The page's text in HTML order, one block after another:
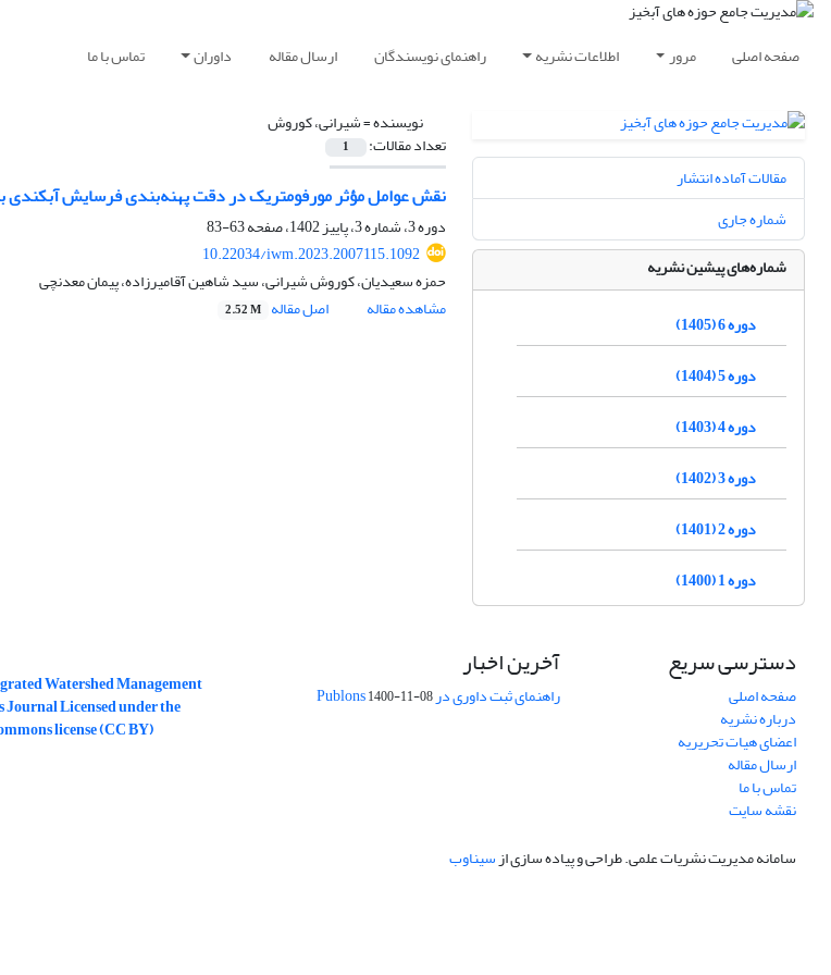
صفحه اصلی مرور اطلاعات نشریه راهنمای نویسندگان ارسال مقاله داوران تماس با ما
نویسنده =شیرانی، کوروش
تعداد مقالات: 1
نقش عوامل مؤثر مورفومتریک در دقت پهنه‌بندی فرسایش آبکندی
دوره 3، شماره 3، پاییز 1402، صفحه
63-83
10.22034/iwm.2023.2007115.1092
حمزه سعیدیان، کوروش شیرانی، سید شاهین آقامیرزاده، پیمان معدنچی
مشاهده مقاله
اصل مقاله 2.52 M
مقالات آماده انتشار
شماره جاری
شماره‌های پیشین نشریه
دوره 6 (1405)
دوره 5 (1404)
دوره 4 (1403)
دوره 3 (1402)
دوره 2 (1401)
دوره 1 (1400)
دسترسی سریع
صفحه اصلی
درباره نشریه
اعضای هیات تحریریه
ارسال مقاله
تماس با ما
نقشه سایت
آخرین اخبار
راهنمای ثبت داوری در Publons1400-11-08
Watershed Management
Journal Licensed under the
license (CC BY)
سامانه مدیریت نشریات علمی.طراحی و پیاده سازی ازسیناوب